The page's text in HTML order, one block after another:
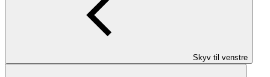
Skyv til venstre